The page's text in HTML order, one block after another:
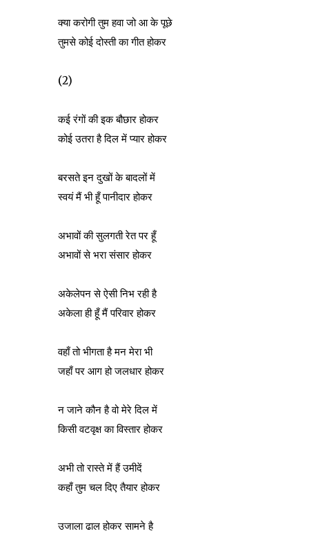
क्या करोगी तुम हवा जो आ के पूछे
तुमसे कोई दोस्ती का गीत होकर
(2)
कई रंगों की इक बौछार होकर
कोई उतरा है दिल में प्यार होकर
बरसते इन दुखों के बादलों में
स्वयं मैं भी हूँ पानीदार होकर
अभावों की सुलगती रेत पर हूँ
अभावों से भरा संसार होकर
अकेलेपन से ऐसी निभ रही है
अकेला ही हूँ मैं परिवार होकर
वहाँ तो भीगता है मन मेरा भी
जहाँ पर आग हो जलधार होकर
न जाने कौन है वो मेरे दिल में
किसी वटवृक्ष का विस्तार होकर
अभी तो रास्ते में हैं उमीदें
कहाँ तुम चल दिए तैयार होकर
उजाला ढाल होकर सामने है